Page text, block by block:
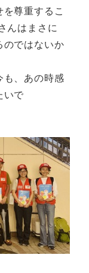
尊重するこ
んはまさに
のではないか
も、あの時感
いで